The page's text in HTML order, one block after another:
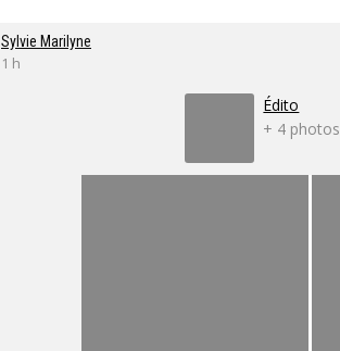
Sylvie Marilyne
1 h
Édito
+ 4 photos